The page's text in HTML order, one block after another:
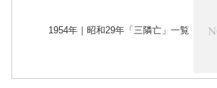
1954年｜昭和29年「三隣亡」一覧